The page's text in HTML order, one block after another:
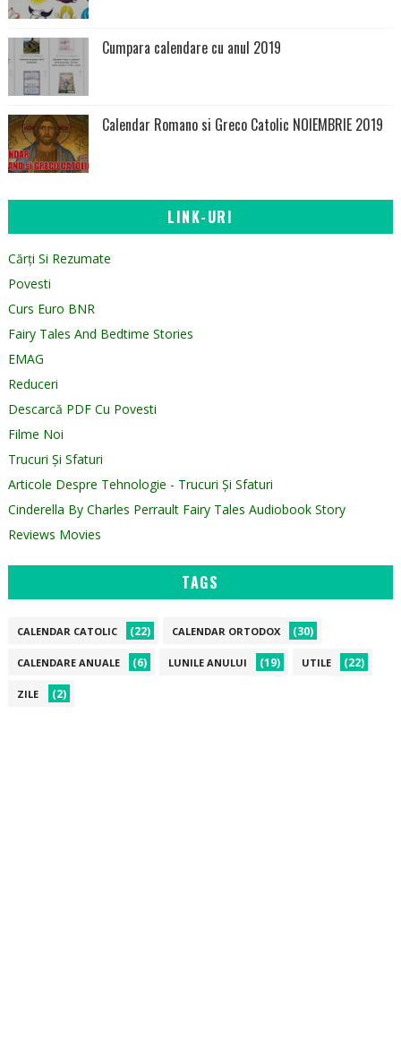
Cumpara calendare cu anul 2019
Calendar Romano si Greco Catolic NOIEMBRIE 2019
LINK-URI
Cărți Si Rezumate
Povesti
Curs Euro BNR
Fairy Tales And Bedtime Stories
EMAG
Reduceri
Descarcă PDF Cu Povesti
Filme Noi
Trucuri Și Sfaturi
Articole Despre Tehnologie - Trucuri Și Sfaturi
Cinderella By Charles Perrault Fairy Tales Audiobook Story
Reviews Movies
TAGS
CALENDAR CATOLIC (22) CALENDAR ORTODOX (30)
CALENDARE ANUALE (6) LUNILE ANULUI (19) UTILE (22)
ZILE (2)